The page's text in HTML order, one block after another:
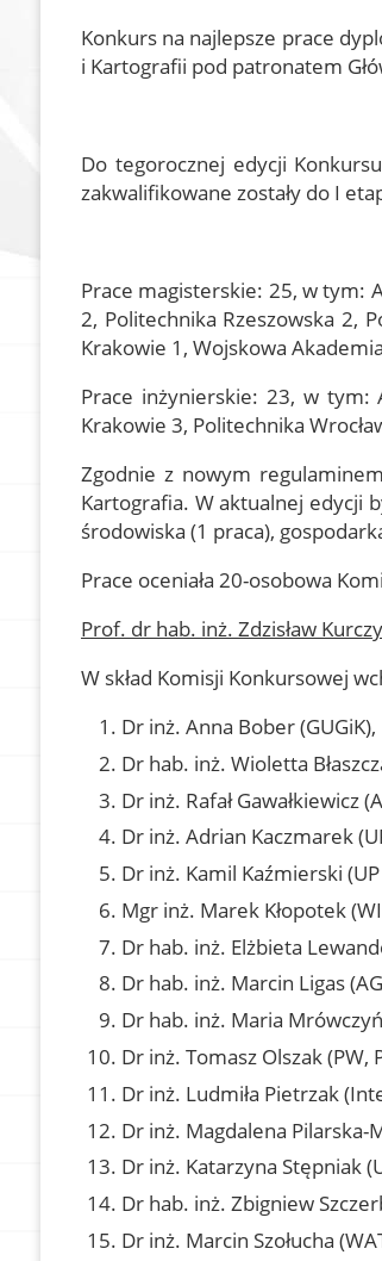
Documents
In Memoriam
SGP Evaluators
Supporting
Konkurs na najlepsze prace
i Kartografii pod patronatem
Do tegorocznej edycji
zakwalifikowane zostały do I
Prace magisterskie: 25, w tym:
2, Politechnika Rzeszowska 2,
Krakowie 1, Wojskowa
Prace inżynierskie: 23, w tym:
Krakowie 3, Politechnika
Zgodnie z nowym
Kartografia. W aktualnej edycji
środowiska (1 praca),
Prace oceniała 20-osobowa
Prof. dr hab. inż. Zdzisław
W skład Komisji Konkursowej
Dr inż. Anna Bober (GUGiK),
Dr hab. inż. Wioletta
Dr inż. Rafał Gawałkiewicz
Dr inż. Adrian Kaczmarek
Dr inż. Kamil Kaźmierski (UP
Mgr inż. Marek Kłopotek
Dr hab. inż. Elżbieta
Dr hab. inż. Marcin Ligas
Dr hab. inż. Maria
Dr inż. Tomasz Olszak (PW,
Dr inż. Ludmiła Pietrzak
Dr inż. Magdalena Pilarska-
Dr inż. Katarzyna Stępniak
Dr hab. inż. Zbigniew
Dr inż. Marcin Szołucha